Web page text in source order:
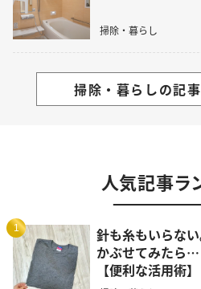
掃除・暮らし
掃除・暮らしの記
人気記事ラ
1
針も糸もいらな
かぶせてみたら…
【便利な活用術】